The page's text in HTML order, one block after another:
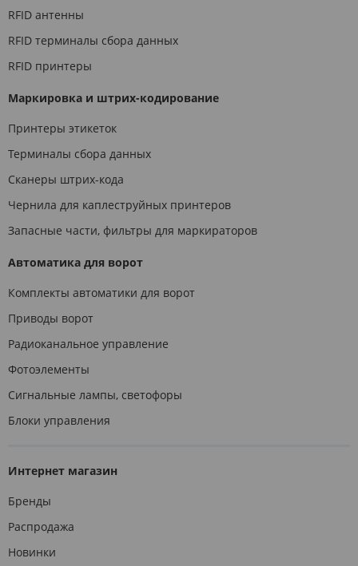
RFID антенны
RFID терминалы сбора данных
RFID принтеры
Маркировка и штрих-кодирование
Принтеры этикеток
Терминалы сбора данных
Сканеры штрих-кода
Чернила для каплеструйных принтеров
Запасные части, фильтры для маркираторов
Автоматика для ворот
Комплекты автоматики для ворот
Приводы ворот
Радиоканальное управление
Фотоэлементы
Сигнальные лампы, светофоры
Блоки управления
Интернет магазин
Бренды
Распродажа
Новинки